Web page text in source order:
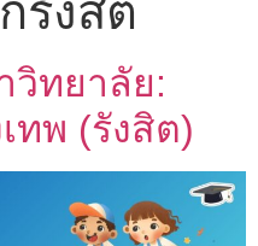
รังสิต
วิทยาลัย:
ทพ (รังสิต)